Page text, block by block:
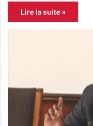
Lire la suite »